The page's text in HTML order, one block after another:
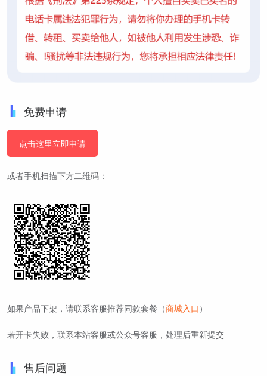
免费申请
点击这里立即申请
或者手机扫描下方二维码：
如果产品下架，请联系客服推荐同款套餐（商城入口 ）
若开卡失败，联系本站客服或公众号客服，处理后重新提交
售后问题